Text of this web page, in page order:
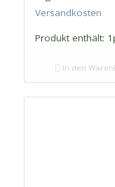
Versandkosten
Produkt enthält: 1
In den